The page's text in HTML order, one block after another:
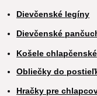
Dievčenské legíny
Dievčenské
Košele chlapčenské
Obliečky do
Hračky pre